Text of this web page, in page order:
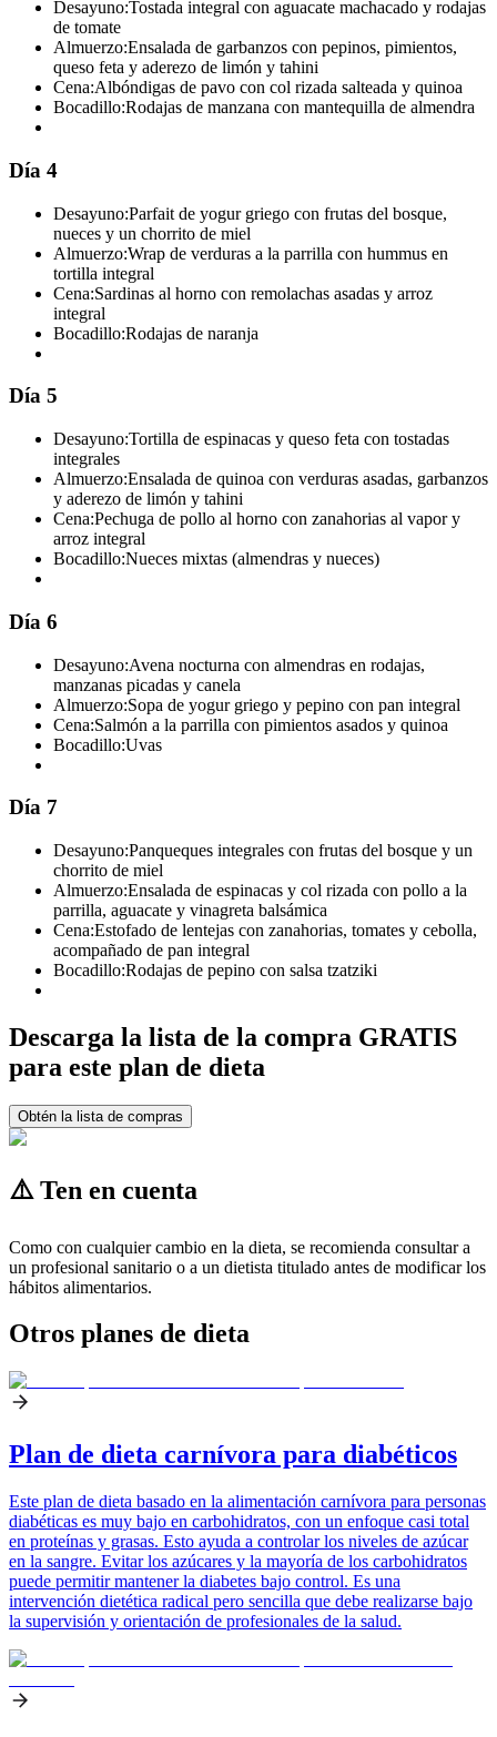
Desayuno:Tostada integral con aguacate machacado y rodajas
de tomate
Almuerzo:Ensalada de garbanzos con pepinos, pimientos,
queso feta y aderezo de limón y tahini
Cena:Albóndigas de pavo con col rizada salteada y quinoa
Bocadillo:Rodajas de manzana con mantequilla de almendra
Día 4
Desayuno:Parfait de yogur griego con frutas del bosque,
nueces y un chorrito de miel
Almuerzo:Wrap de verduras a la parrilla con hummus en
tortilla integral
Cena:Sardinas al horno con remolachas asadas y arroz
integral
Bocadillo:Rodajas de naranja
Día 5
Desayuno:Tortilla de espinacas y queso feta con tostadas
integrales
Almuerzo:Ensalada de quinoa con verduras asadas, garbanzos
y aderezo de limón y tahini
Cena:Pechuga de pollo al horno con zanahorias al vapor y
arroz integral
Bocadillo:Nueces mixtas (almendras y nueces)
Día 6
Desayuno:Avena nocturna con almendras en rodajas,
manzanas picadas y canela
Almuerzo:Sopa de yogur griego y pepino con pan integral
Cena:Salmón a la parrilla con pimientos asados y quinoa
Bocadillo:Uvas
Día 7
Desayuno:Panqueques integrales con frutas del bosque y un
chorrito de miel
Almuerzo:Ensalada de espinacas y col rizada con pollo a la
parrilla, aguacate y vinagreta balsámica
Cena:Estofado de lentejas con zanahorias, tomates y cebolla,
acompañado de pan integral
Bocadillo:Rodajas de pepino con salsa tzatziki
Descarga la lista de la compra GRATIS
para este plan de dieta
Obtén la lista de compras
⚠️ Ten en cuenta
Como con cualquier cambio en la dieta, se recomienda consultar a
un profesional sanitario o a un dietista titulado antes de modificar los
hábitos alimentarios.
Otros planes de dieta
Plan de dieta carnívora para diabéticos
Este plan de dieta basado en la alimentación carnívora para personas
diabéticas es muy bajo en carbohidratos, con un enfoque casi total
en proteínas y grasas. Esto ayuda a controlar los niveles de azúcar
en la sangre. Evitar los azúcares y la mayoría de los carbohidratos
puede permitir mantener la diabetes bajo control. Es una
intervención dietética radical pero sencilla que debe realizarse bajo
la supervisión y orientación de profesionales de la salud.